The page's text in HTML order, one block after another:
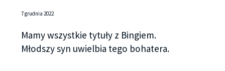
7 grudnia 2022
Mamy wszystkie tytuły z Bingiem.
Młodszy syn uwielbia tego bohatera.